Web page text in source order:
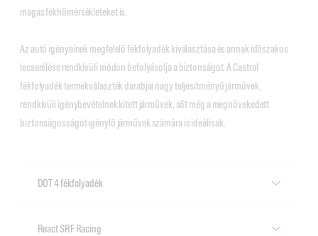
magas fékhőmérsékleteket is.
Az autó igényeinek megfelelő fékfolyadék kiválasztása és annak időszakos
lecserélése rendkívüli módon befolyásolja a biztonságot. A Castrol
fékfolyadék termékválaszték darabjai nagy teljesítményű járművek,
rendkívüli igénybevételnek kitett járművek, sőt még a megnövekedett
biztonságosságot igénylő járművek számára is ideálisak.
DOT 4 fékfolyadék
React SRF Racing